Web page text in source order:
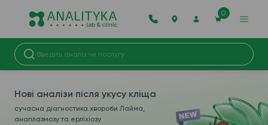
0
10% знижка на всі
дослідження
у новому відділенні в м. Харків, вул.